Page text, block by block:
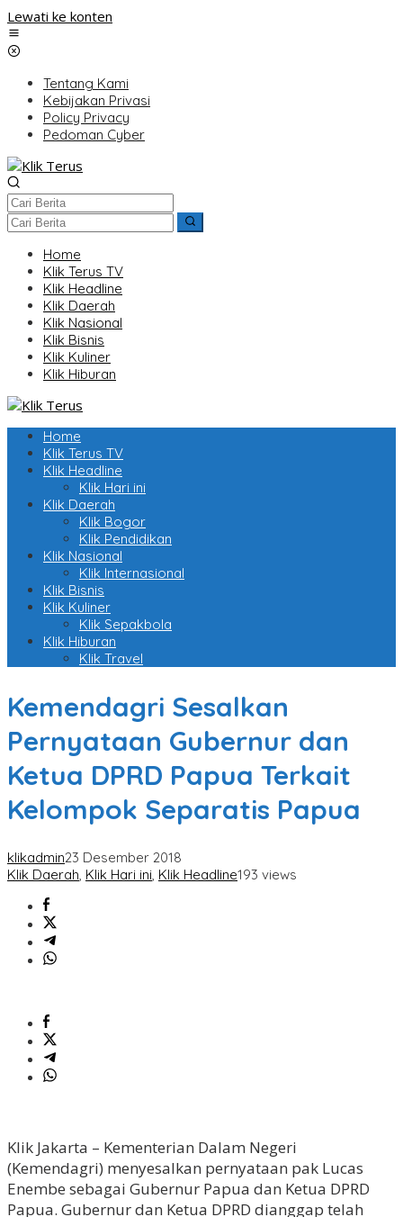
Lewati ke konten
Tentang Kami
Kebijakan Privasi
Policy Privacy
Pedoman Cyber
Home
Klik Terus TV
Klik Headline
Klik Daerah
Klik Nasional
Klik Bisnis
Klik Kuliner
Klik Hiburan
Home
Klik Terus TV
Klik Headline
Klik Hari ini
Klik Daerah
Klik Bogor
Klik Pendidikan
Klik Nasional
Klik Internasional
Klik Bisnis
Klik Kuliner
Klik Sepakbola
Klik Hiburan
Klik Travel
Kemendagri Sesalkan
Pernyataan Gubernur dan
Ketua DPRD Papua Terkait
Kelompok Separatis Papua
klikadmin23 Desember 2018
Klik Daerah, Klik Hari ini, Klik Headline193 views
Klik Jakarta – Kementerian Dalam Negeri
(Kemendagri) menyesalkan pernyataan pak Lucas
Enembe sebagai Gubernur Papua dan Ketua DPRD
Papua. Gubernur dan Ketua DPRD dianggap telah